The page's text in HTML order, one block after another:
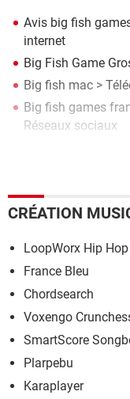
Avis big fish
internet
Big Fish Game
Big fish mac >
Big fish games
Réseaux sociaux
>
CRÉATION
LoopWorx Hip
France Bleu
Chordsearch
Voxengo
SmartScore
Plarpebu
Karaplayer